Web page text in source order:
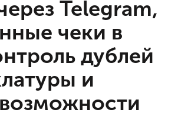
Telegram,
чеки в
дублей
и